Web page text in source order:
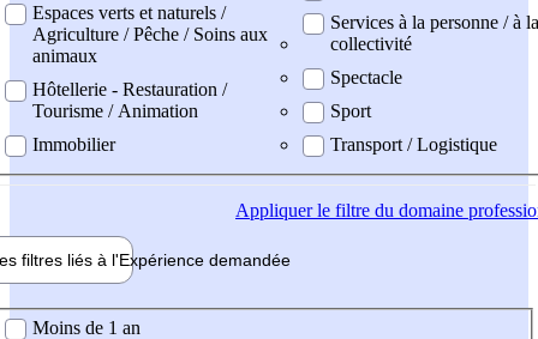
Espaces verts et naturels /
Agriculture / Pêche / Soins aux
animaux
Hôtellerie - Restauration /
Tourisme / Animation
Immobilier
Services à la personne / à la
collectivité
Spectacle
Sport
Transport / Logistique
Appliquerle filtre du domaine
filtres liés à l'Expérience demandée
demandée
Moins de 1 an